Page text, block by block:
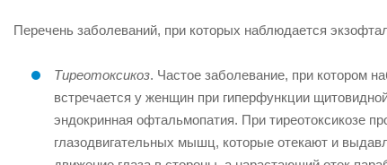
Перечень заболеваний, при которых наблюдается
Тиреотоксикоз. Частое заболевание, при котором
встречается у женщин при гиперфункции
эндокринная офтальмопатия. При тиреотоксикозе
глазодвигательных мышц, которые отекают и